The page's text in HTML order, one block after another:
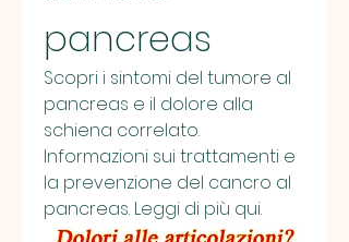
pancreas
Scopri i sintomi del tumore al
pancreas e il dolore alla
schiena correlato.
Informazioni sui trattamenti e
la prevenzione del cancro al
pancreas. Leggi di più qui.